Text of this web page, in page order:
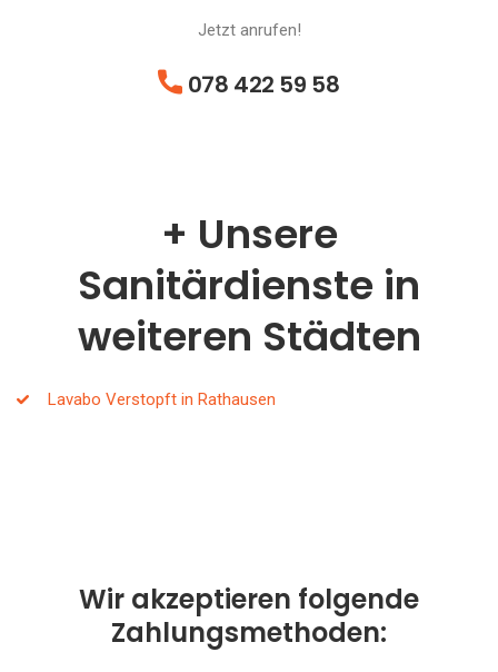
Jetzt anrufen!
078 422 59 58
Unsere
Sanitärdienste in
weiteren Städten
Lavabo Verstopft in Rathausen
Wir akzeptieren folgende
Zahlungsmethoden: